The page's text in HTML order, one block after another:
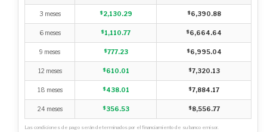
3 meses $2,130.29 $6,390.88
6 meses $1,110.77 $6,664.64
9 meses $777.23 $6,995.04
12 meses $610.01 $7,320.13
18 meses $438.01 $7,884.17
24 meses $356.53 $8,556.77
Las condiciones de pago serán determinados por el financiamiento de su banco emisor.